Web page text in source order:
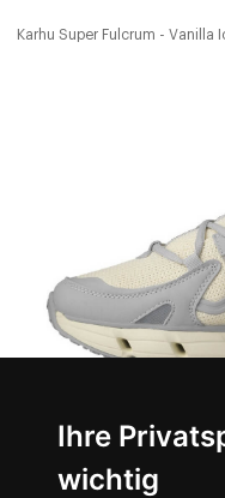
Ihre
wichtig
Karhu Super Fulcrum -